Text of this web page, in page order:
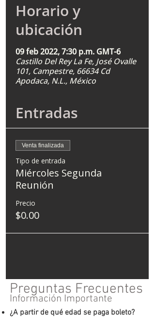
Horario y
ubicación
09 feb 2022, 7:30 p.m. GMT-6
Castillo Del Rey La Fe, José Ovalle
101, Campestre, 66634 Cd
Apodaca, N.L., México
Entradas
Venta finalizada
Tipo de entrada
Miércoles Segunda
Reunión
Precio
$0.00
Preguntas Frecuentes
Información Importante
¿A partir de qué edad se paga boleto?